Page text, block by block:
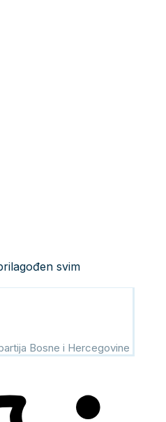
svim
Bosne i Hercegovine